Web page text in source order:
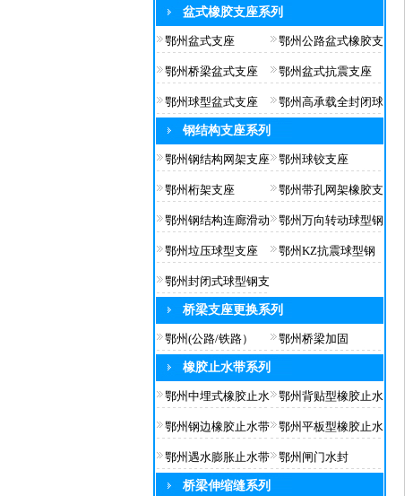
盆式橡胶支座系列
鄂州盆式支座 鄂州公路盆式橡胶支
鄂州桥梁盆式支座 鄂州盆式抗震支座
鄂州球型盆式支座 鄂州高承载全封闭球
钢结构支座系列
鄂州钢结构网架支座 鄂州球铰支座
鄂州桁架支座 鄂州带孔网架橡胶支
鄂州钢结构连廊滑动 鄂州万向转动球型钢
鄂州垃压球型支座 鄂州KZ抗震球型钢
鄂州封闭式球型钢支
桥梁支座更换系列
鄂州(公路/铁路） 鄂州桥梁加固
橡胶止水带系列
鄂州中埋式橡胶止水 鄂州背贴型橡胶止水
鄂州钢边橡胶止水带 鄂州平板型橡胶止水
鄂州遇水膨胀止水带 鄂州闸门水封
桥梁伸缩缝系列